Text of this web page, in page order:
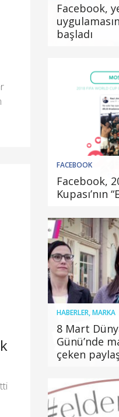
Facebook,
başladı
FACEBOOK
Facebook,
Kupası’nın
HABERLER,MARKA
8 Mart
Günü’nde
çeken